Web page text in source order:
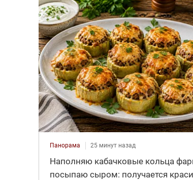
Панорама 25 минут назад
Наполняю кабачковые кольца
посыпаю сыром: получается